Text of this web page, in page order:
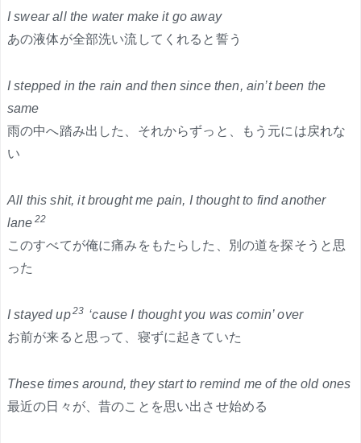
I swear all the water make it go away
あの液体が全部洗い流してくれると誓う
I stepped in the rain and then since then, ain’t been the
same
雨の中へ踏み出した、それからずっと、もう元には戻れな
い
All this shit, it brought me pain, I thought to find another
lane 22
このすべてが俺に痛みをもたらした、別の道を探そうと思
った
I stayed up23 ‘cause I thought you was comin’ over
お前が来ると思って、寝ずに起きていた
These times around, they start to remind me of the old ones
最近の日々が、昔のことを思い出させ始める